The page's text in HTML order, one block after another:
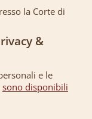
la Corte di
&
e le
sono disponibili